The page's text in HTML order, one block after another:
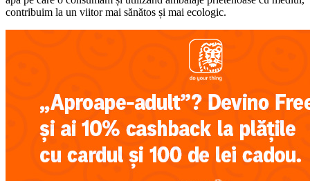
contribuim la un viitor mai sănătos și mai ecologic.